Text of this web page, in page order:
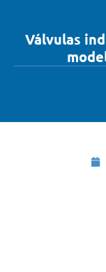
Válvulas